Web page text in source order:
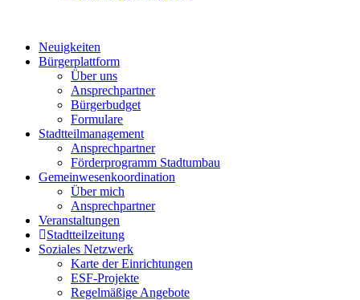
Neuigkeiten
Bürgerplattform
Über uns
Ansprechpartner
Bürgerbudget
Formulare
Stadtteilmanagement
Ansprechpartner
Förderprogramm Stadtumbau
Gemeinwesenkoordination
Über mich
Ansprechpartner
Veranstaltungen
Stadtteilzeitung
Soziales Netzwerk
Karte der Einrichtungen
ESF-Projekte
Regelmäßige Angebote